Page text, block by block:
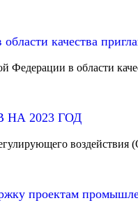
качества
в области
2023 ГОД
воздействия
проектам